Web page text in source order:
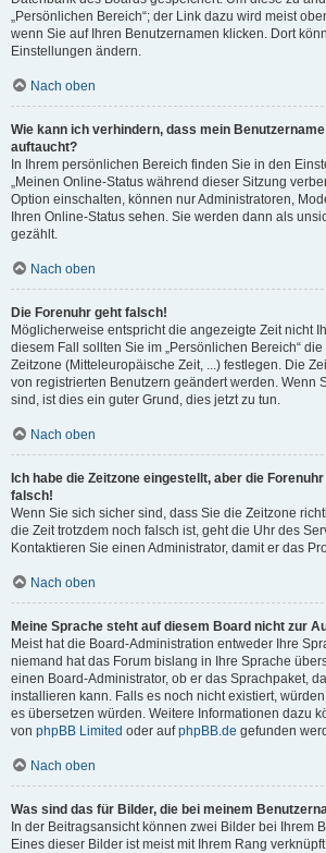
„Persönlichen Bereich“; der Link dazu wird meist
wenn Sie auf Ihren Benutzernamen klicken. Dort
Einstellungen ändern.
Nach oben
Wie kann ich verhindern, dass mein
auftaucht?
In Ihrem persönlichen Bereich finden Sie in den
„Meinen Online-Status während dieser Sitzung
Option einschalten, können nur Administratoren,
Ihren Online-Status sehen. Sie werden dann als
gezählt.
Nach oben
Die Forenuhr geht falsch!
Möglicherweise entspricht die angezeigte Zeit nicht
diesem Fall sollten Sie im „Persönlichen Bereich“
Zeitzone (Mitteleuropäische Zeit, ...) festlegen. Die
von registrierten Benutzern geändert werden. Wenn
sind, ist dies ein guter Grund, dies jetzt zu tun.
Nach oben
Ich habe die Zeitzone eingestellt, aber die
falsch!
Wenn Sie sich sicher sind, dass Sie die Zeitzone
die Zeit trotzdem noch falsch ist, geht die Uhr des
Kontaktieren Sie einen Administrator, damit er das
Nach oben
Meine Sprache steht auf diesem Board nicht zur
Meist hat die Board-Administration entweder Ihre
niemand hat das Forum bislang in Ihre Sprache
einen Board-Administrator, ob er das Sprachpaket,
installieren kann. Falls es noch nicht existiert,
es übersetzen würden. Weitere Informationen dazu
von phpBB Limited oder aufphpBB.de gefunden
Nach oben
Was sind das für Bilder, die bei meinem
In der Beitragsansicht können zwei Bilder bei Ihrem
Eines dieser Bilder ist meist mit Ihrem Rang